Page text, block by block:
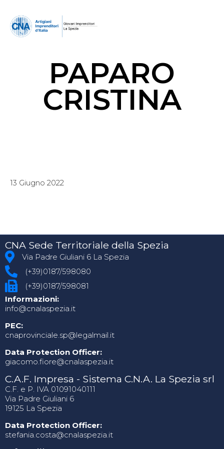
PAPARO
CRISTINA
13 Giugno 2022
CNA Sede Territoriale della Spezia
Via Padre Giuliani 6 La Spezia
(+39)0187/598080
(+39)0187/598081
Informazioni:
info@cnalaspezia.it
PEC:
cnaprovinciale.sp@legalmail.it
Data Protection Officer:
giacomo.fiore@cnalaspezia.it
C.A.F. Impresa - Sistema C.N.A. La Spezia srl
C.F. e P. IVA 01091040111
Via Padre Giuliani 6
19125 La Spezia
Data Protection Officer:
stefania.costa@cnalaspezia.it